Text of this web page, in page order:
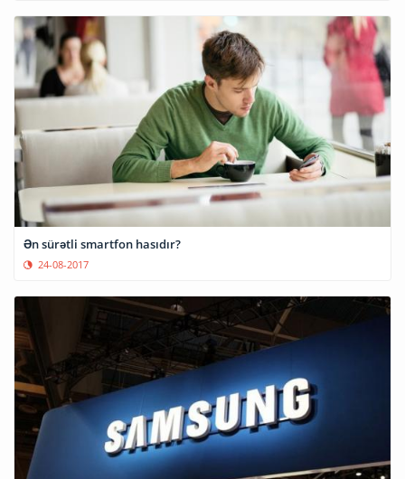
Ən sürətli smartfon hasıdır?
24-08-2017